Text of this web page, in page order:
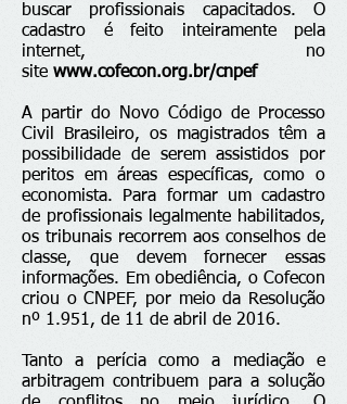
buscar profissionais capacitados. O
cadastro é feito inteiramente pela
internet, no
site www.cofecon.org.br/cnpef
A partir do Novo Código de Processo
Civil Brasileiro, os magistrados têm a
possibilidade de serem assistidos por
peritos em áreas específicas, como o
economista. Para formar um cadastro
de profissionais legalmente habilitados,
os tribunais recorrem aos conselhos de
classe, que devem fornecer essas
informações. Em obediência, o Cofecon
criou o CNPEF, por meio da Resolução
nº 1.951, de 11 de abril de 2016.
Tanto a perícia como a mediação e
arbitragem contribuem para a solução